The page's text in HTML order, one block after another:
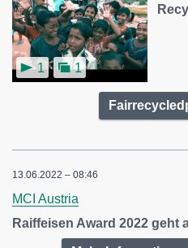
1 1
13.06.2022 – 08:46
MCI Austria
Raiffeisen Award 2022 geht